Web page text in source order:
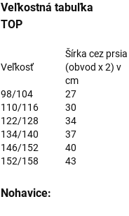
Veľkostná tabuľka
TOP
Veľkosť
Šírka cez prsia
(obvod x 2) v
cm
98/104
27
110/116
30
122/128
34
134/140
37
146/152
40
152/158
43
Nohavice: